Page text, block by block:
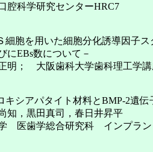
腔科学研究センターHRC7
細胞を用いた細胞分化誘導因子
EBs数について－
明； 大阪歯科大学歯科理工学講
キシアパタイト材料とBMP-2遺
知，黒田真司，春日井昇平
医歯学総合研究科 インプラン